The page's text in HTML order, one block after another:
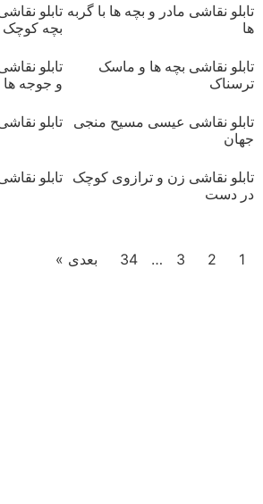
تابلو نقاشی مادر و بچه ها با گربه
ها
تابلو
بچه کوچک
تابلو نقاشی بچه ها و ماسک
ترسناک
تابلو
و جوجه ها
تابلو نقاشی عیسی مسیح منجی
جهان
تابلو
تابلو نقاشی زن و ترازوی کوچک
در دست
تابلو
1
2
3
…
34 بعدی »